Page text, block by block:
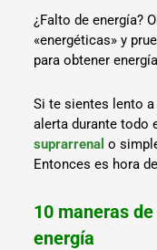
¿Falto de energía?
«energéticas» y
para obtener
Si te sientes lento
alerta durante todo
suprarrenal o
Entonces es hora
10 maneras
energía